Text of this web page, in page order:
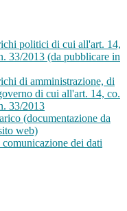
politici di cui all'art. 14,
33/2013 (da pubblicare in
di amministrazione, di
di cui all'art. 14, co.
33/2013
(documentazione da
web)
dei dati